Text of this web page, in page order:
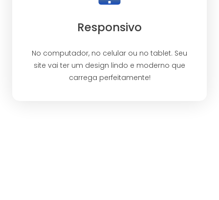
Responsivo
No computador, no celular ou no tablet. Seu
site vai ter um design lindo e moderno que
carrega perfeitamente!